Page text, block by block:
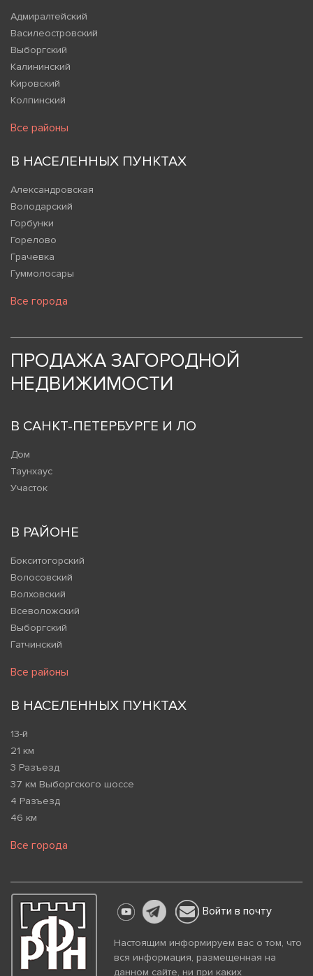
Адмиралтейский
Василеостровский
Выборгский
Калининский
Кировский
Колпинский
Все районы
В НАСЕЛЕННЫХ ПУНКТАХ
Александровская
Володарский
Горбунки
Горелово
Грачевка
Гуммолосары
Все города
ПРОДАЖА ЗАГОРОДНОЙ
НЕДВИЖИМОСТИ
В САНКТ-ПЕТЕРБУРГЕ И ЛО
Дом
Таунхаус
Участок
В РАЙОНЕ
Бокситогорский
Волосовский
Волховский
Всеволожский
Выборгский
Гатчинский
Все районы
В НАСЕЛЕННЫХ ПУНКТАХ
13-й
21 км
3 Разъезд
37 км Выборгского шоссе
4 Разъезд
46 км
Все города
Войти в почту
Настоящим информируем вас о том, что
вся информация, размещенная на
данном сайте, ни при каких